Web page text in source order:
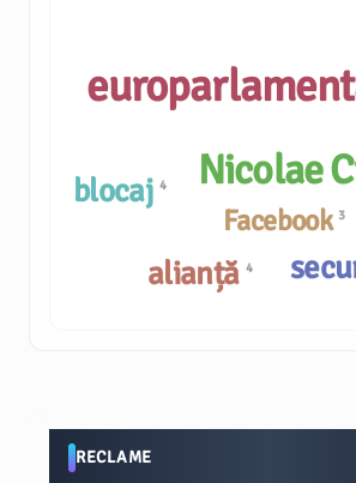
Facebook 3
Nicolae
alianță 4
blocaj4
RECLAME